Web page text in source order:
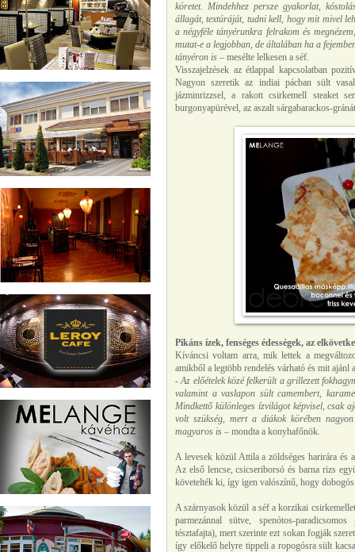
köretet. Mindehhez persze gyakorlat,
állagát, textúráját, tudni kell, hogy mit mivel
a négyféle tányérunkra felrakom és
mutat-e a legjobban, de általában ha a
tányéron is – mesélte lelkesen a séf.
Visszajelzések az étlappal kapcsolatban
Nagyon szeretik az indiai pácban sült
jázminrizzsel, a rakott csirkemell steaket
burgonyapürével, az aszalt sárgabarackos-
Pikáns ízek, fenséges édességek, az
Kíváncsi voltam arra, mik lettek a
amikből a legtöbb rendelés várható és mit ajánl
- Az előételek közé felkerült a grillezett
valamint avaslapon sült camembert,
Mindkettő különleges ízvilágot képvisel, csak
volt szükség, mert a diákok körében
magyaros is – mondta a konyhafőnök.
A levesek közül Attila a zöldséges harirára és
Az első lencse, csicseriborsó és barna rizs
követelték ki, így igen valószínű, hogy
A szárnyasok közül a séf a korzikai
parmezánnal sütve, spenótos-
tésztafajta), mert szerinte ezt sokan fogják
így előkelő helyre tippeli a ropogósra sült